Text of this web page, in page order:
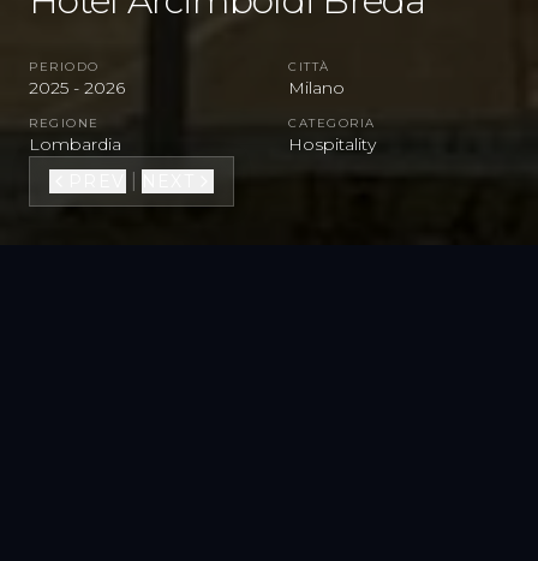
PERIODO
2025 - 2026
CITTÀ
Milano
REGIONE
Lombardia
CATEGORIA
Hospitality